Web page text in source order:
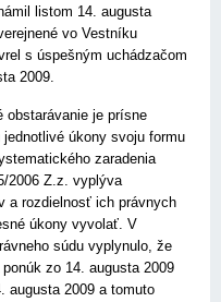
listom 14. augusta
vo Vestníku
s úspešným uchádzačom
2009.
obstarávanie je prísne
úkony svoju formu
zaradenia
2006 Z.z. vyplýva
a rozdielnosť ich právnych
úkony vyvolať. V
súdu vyplynulo, že
zo 14. augusta 2009
augusta 2009 a tomuto